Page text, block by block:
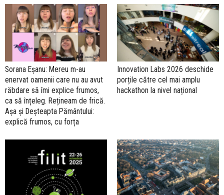
Sorana Eșanu: Mereu m-au
enervat oamenii care nu au avut
răbdare să îmi explice frumos,
ca să înțeleg. Rețineam de frică.
Așa și Deșteapta Pământului:
explică frumos, cu forța
Innovation Labs 2026 deschide
porțile către cel mai amplu
hackathon la nivel național